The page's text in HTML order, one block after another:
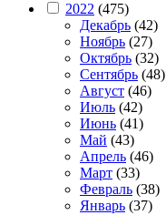
2022 (475)
Декабрь (42)
Ноябрь (27)
Октябрь (32)
Сентябрь (48)
Август (46)
Июль (42)
Июнь (41)
Май (43)
Апрель (46)
Март (33)
Февраль (38)
Январь (37)